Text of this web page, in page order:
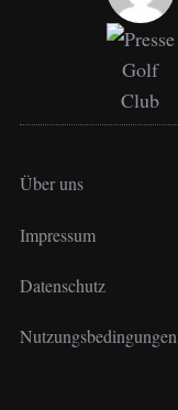
Über uns
Impressum
Datenschutz
Nutzungsbedingungen